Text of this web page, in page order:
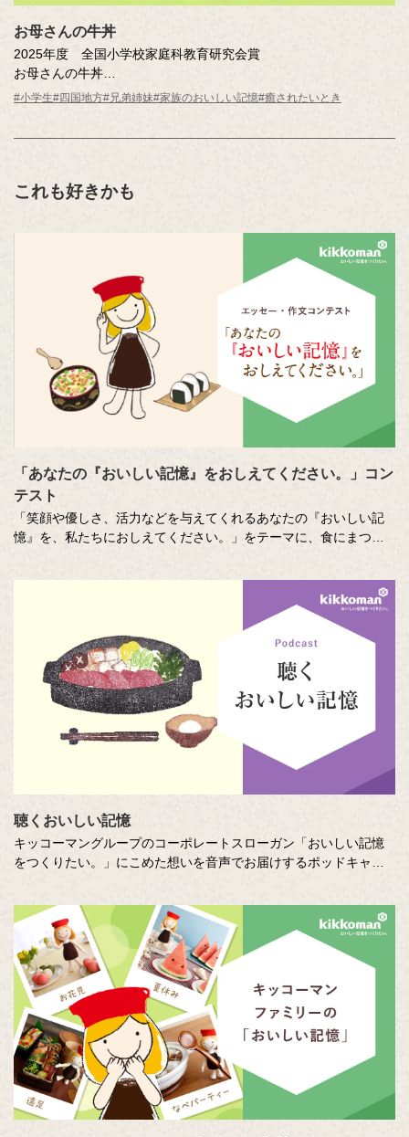
お母さんの牛丼
2025年度 全国小学校家庭科教育研究会賞
お母さんの牛丼
高尾 咲和（香川県 高松市立円座小学校 4年 ）
#小学生#四国地方#兄弟姉妹#家族のおいしい記憶#癒されたいとき
これも好きかも
「あなたの『おいしい記憶』をおしえてください。」コン
テスト
「笑顔や優しさ、活力などを与えてくれるあなたの『おいしい記
憶』を、私たちにおしえてください。」をテーマに、食にまつわ
各年代から数多くのこころあたたまる作品が寄せられています。
少し前向きになれる、今が大切になる。そんな「おいしい記憶」
をつづった、歴代の受賞作品をご紹介します。
聴くおいしい記憶
キッコーマングループのコーポレートスローガン「おいしい記憶
をつくりたい。」にこめた想いを音声でお届けするポッドキャス
ださい。」に寄せて特別に書き下ろしたエッセーを音声でお届け
します。